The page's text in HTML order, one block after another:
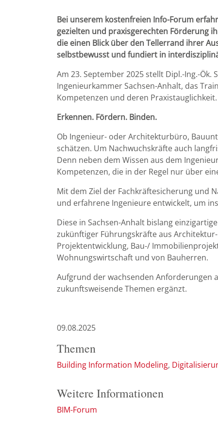
Bei unserem kostenfreien Info-Forum
gezielten und praxisgerechten Förderung
die einen Blick über den Tellerrand ihrer
selbstbewusst und fundiert in
Am 23. September 2025 stellt Dipl.-Ing.-
Ingenieurkammer Sachsen-Anhalt, das
Kompetenzen und deren Praxistauglichkeit.
Erkennen. Fördern. Binden.
Ob Ingenieur- oder Architekturbüro,
schätzen. Um Nachwuchskräfte auch
Denn neben dem Wissen aus dem
Kompetenzen, die in der Regel nur über
Mit dem Ziel der Fachkräftesicherung und
und erfahrene Ingenieure entwickelt, um
Diese in Sachsen-Anhalt bislang
zukünftiger Führungskräfte aus
Projektentwicklung, Bau-/
Wohnungswirtschaft und von Bauherren.
Aufgrund der wachsenden Anforderungen
zukunftsweisende Themen ergänzt.
09.08.2025
Themen
Building Information Modeling
Weitere Informationen
BIM-Forum